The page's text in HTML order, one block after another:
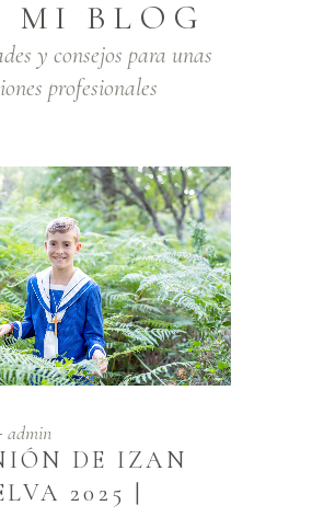
MI BLOG
y consejos para unas
profesionales
admin
DE IZAN
2025 |